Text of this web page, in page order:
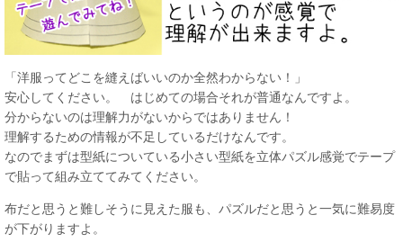
「洋服ってどこを縫えばいいのか全然わからない！」
安心してください。 はじめての場合それが普通なんですよ。
分からないのは理解力がないからではありません！
理解するための情報が不足しているだけなんです。
なのでまずは型紙についている小さい型紙を立体パズル感覚でテープ
で貼って組み立ててみてください。
布だと思うと難しそうに見えた服も、パズルだと思うと一気に難易度
が下がりますよ。